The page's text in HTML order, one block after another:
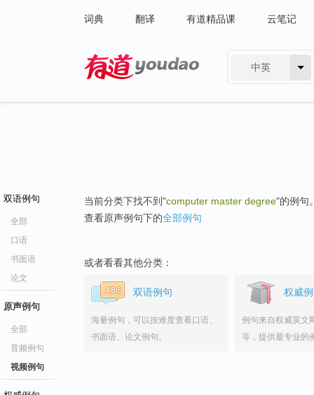
词典 翻译 有道精品课 云笔记
中英
双语例句
全部
口语
书面语
论文
原声例句
全部
音频例句
视频例句
当前分类下找不到"computer master degree"的例句
查看原声例句下的全部例句
或者看看其他分类：
双语例句
海量例句，可以按难度查看口语、
书面语、论文例句。
权威
例句来自权威英文
等，提供最专业的